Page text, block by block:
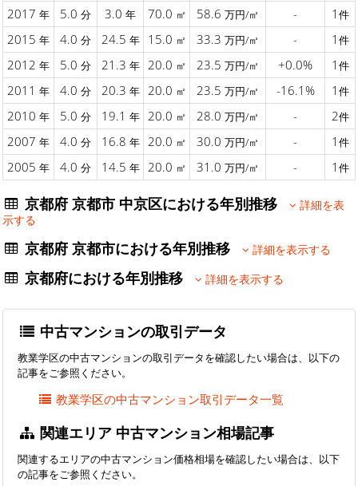
2017 年 5.0 分 3.0 年 70.0 ㎡ 58.6 万円/㎡ - 1 件
2015 年 4.0 分 24.5 年 15.0 ㎡ 33.3 万円/㎡ - 1 件
2012 年 5.0 分 21.3 年 20.0 ㎡ 23.5 万円/㎡ +0.0% 1 件
2011 年 4.0 分 20.3 年 20.0 ㎡ 23.5 万円/㎡ -16.1% 1 件
2010 年 5.0 分 19.1 年 20.0 ㎡ 28.0 万円/㎡ - 2件
2007 年 4.0 分 16.8 年 20.0 ㎡ 30.0 万円/㎡ - 1 件
2005 年 4.0 分 14.5 年 20.0 ㎡ 31.0 万円/㎡ - 1 件
京都府 京都市 中京区における年別推移
詳細を表
示する
京都府 京都市における年別推移 詳細を表示する
京都府における年別推移 詳細を表示する
中古マンションの取引データ
教業学区の中古マンションの取引データを確認したい場合は、以下の
記事をご参照ください。
教業学区の中古マンション取引データ一覧
関連エリア 中古マンション相場記事
関連するエリアの中古マンション価格相場を確認したい場合は、以下
の記事をご参照ください。